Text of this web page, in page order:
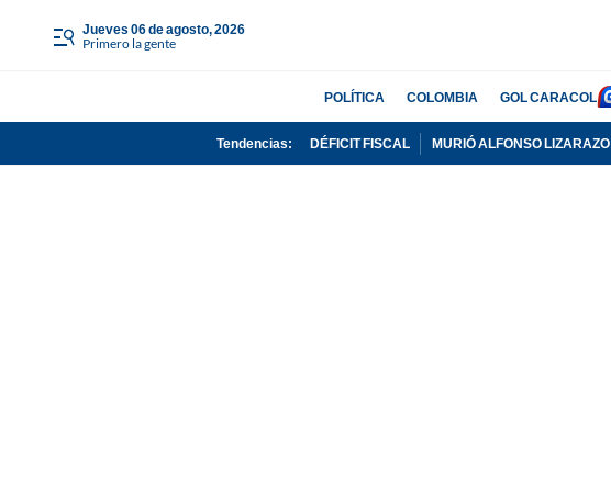
jueves 06 de agosto, 2026
Primero la gente
POLÍTICA COLOMBIA GOL CARACOL
Tendencias: DÉFICIT FISCAL MURIÓ ALFONSO LIZARAZO